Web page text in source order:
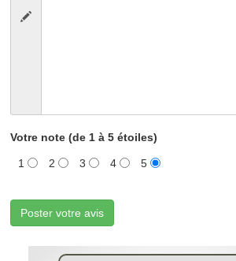
Votre note (de 1 à 5 étoiles)
1 2 3 4 5
Poster votre avis